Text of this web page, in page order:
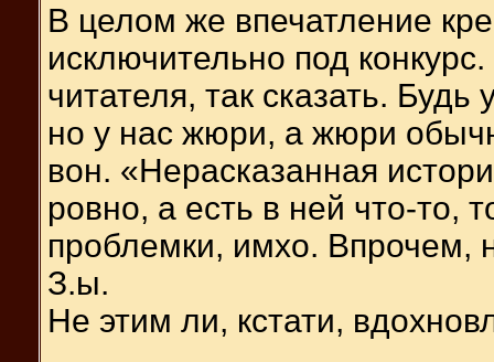
В целом же впечатление
исключительно под
читателя, так сказать.
но у нас жюри, а жюри
вон. «Нерасказанная
ровно, а есть в ней что-то,
проблемки, имхо. Впрочем,
З.ы.
Не этим ли, кстати,